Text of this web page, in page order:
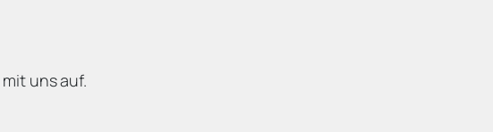
mit uns auf.